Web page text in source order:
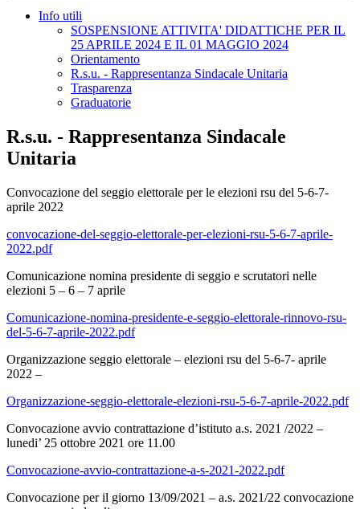
Info utili
SOSPENSIONE ATTIVITA' DIDATTICHE PER IL
25 APRILE 2024 E IL 01 MAGGIO 2024
Orientamento
R.s.u. - Rappresentanza Sindacale Unitaria
Trasparenza
Graduatorie
R.s.u. - Rappresentanza Sindacale
Unitaria
Convocazione del seggio elettorale per le elezioni rsu del 5-6-7-
aprile 2022
convocazione-del-seggio-elettorale-per-elezioni-rsu-5-6-7-aprile-
2022.pdf
Comunicazione nomina presidente di seggio e scrutatori nelle
elezioni 5 – 6 – 7 aprile
Comunicazione-nomina-presidente-e-seggio-elettorale-rinnovo-rsu-
del-5-6-7-aprile-2022.pdf
Organizzazione seggio elettorale – elezioni rsu del 5-6-7- aprile
2022 –
Organizzazione-seggio-elettorale-elezioni-rsu-5-6-7-aprile-2022.pdf
Convocazione avvio contrattazione d’istituto a.s. 2021 /2022 –
lunedi’ 25 ottobre 2021 ore 11.00
Convocazione-avvio-contrattazione-a-s-2021-2022.pdf
Convocazione per il giorno 13/09/2021 – a.s. 2021/22 convocazione